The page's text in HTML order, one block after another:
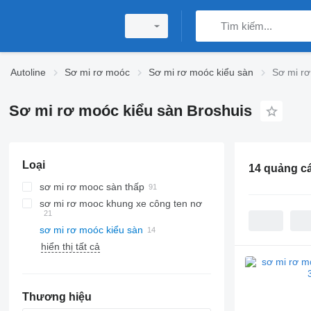
Autoline Sơ mi rơ moóc Sơ mi rơ moóc kiểu sàn Sơ mi
Sơ mi rơ moóc kiểu sàn Broshuis
Loại
sơ mi rơ mooc sàn thấp
sơ mi rơ mooc khung xe công ten nơ
sơ mi rơ moóc kiểu sàn
hiển thị tất cả
Thương hiệu
14 quảng